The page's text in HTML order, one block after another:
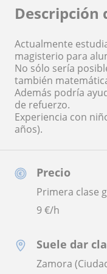
Precio
Primera clase
9€/h
Suele dar
Zamora
Descripción
Actualmente
magisterio para
No sólo sería
también
Además podría
de refuerzo.
Experiencia con
años).